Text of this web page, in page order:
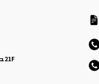
21F